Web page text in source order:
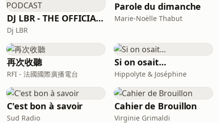
DJ LBR - THE OFFICIAL PODCAST
Dj LBR
Parole du dimanche
Marie-Noëlle Thabut
再次收聽
RFI - 法國國際廣播電台
Si on osait...
Hippolyte & Joséphine
C'est bon à savoir
Sud Radio
Cahier de Brouillon
Virginie Grimaldi